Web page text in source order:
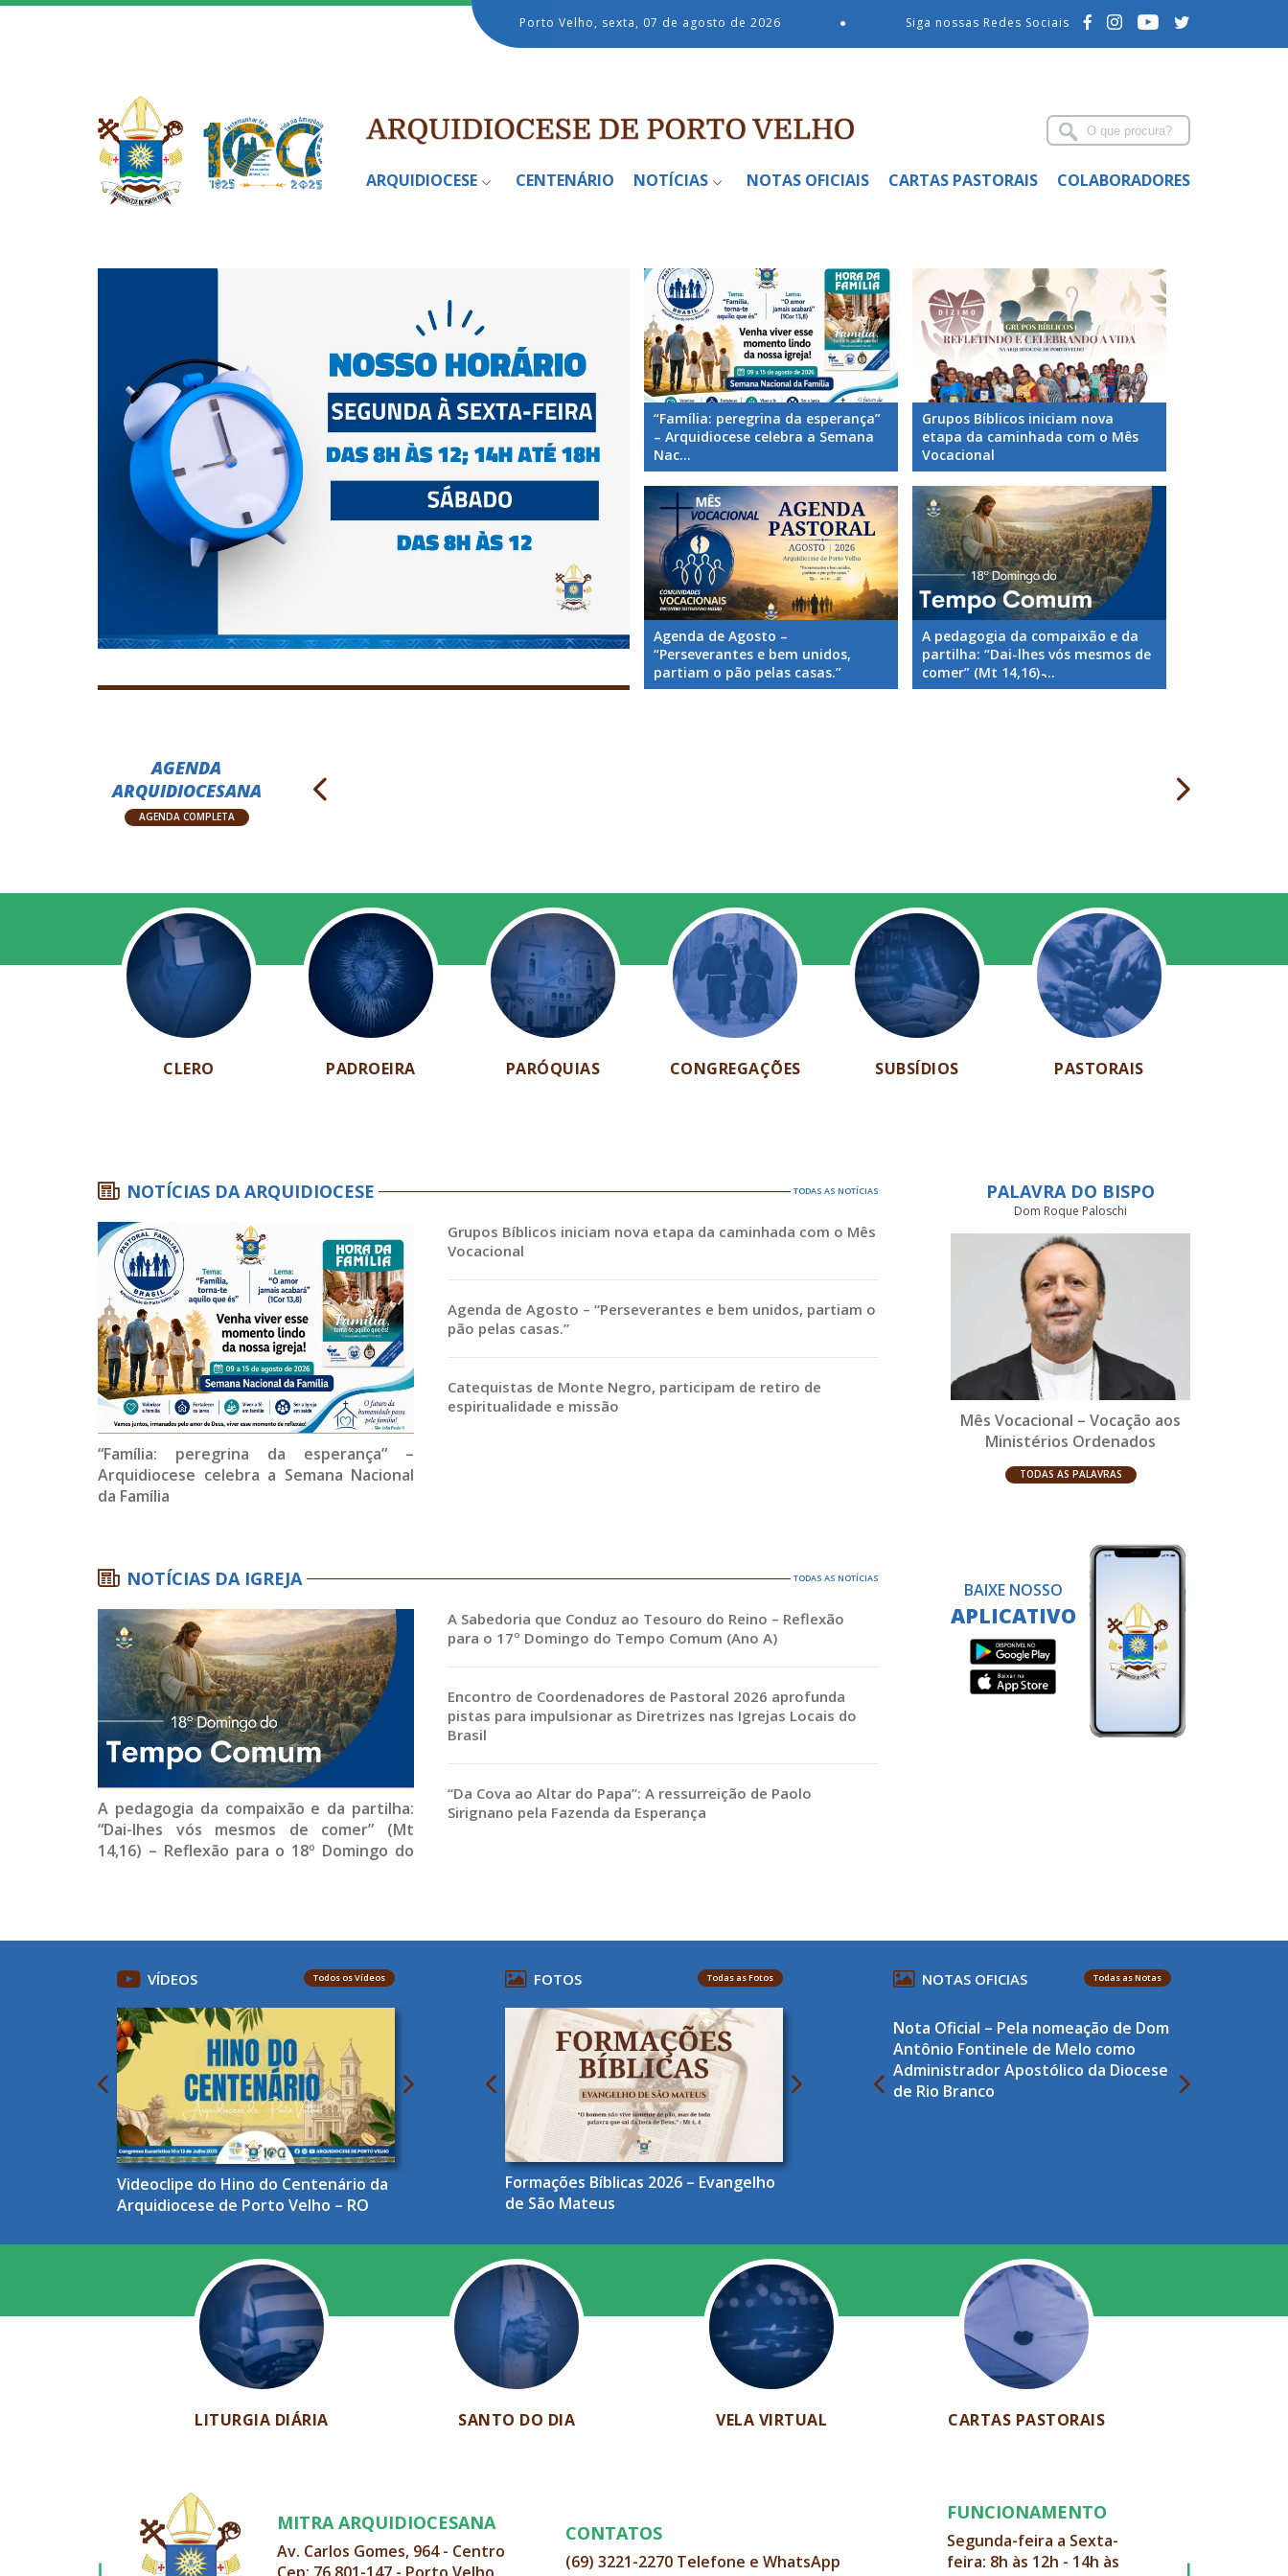
Porto Velho, sexta, 07 de agosto de 2026 ● Siga nossas Redes Sociais
ARQUIDIOCESE CENTENÁRIO NOTÍCIAS NOTAS OFICIAIS CARTAS PASTORAIS COLABORADORES
“Família: peregrina da esperança”
– Arquidiocese celebra a Semana
Nac...
Grupos Bíblicos iniciam nova
etapa da caminhada com o Mês
Vocacional
Agenda de Agosto –
“Perseverantes e bem unidos,
partiam o pão pelas casas.”
A pedagogia da compaixão e da
partilha: “Dai-lhes vós mesmos de
comer” (Mt 14,16) ̵...
AGENDA
ARQUIDIOCESANA
AGENDA COMPLETA
CLERO PADROEIRA PARÓQUIAS CONGREGAÇÕES SUBSÍDIOS PASTORAIS
NOTÍCIAS DA ARQUIDIOCESE TODAS AS NOTÍCIAS
“Família: peregrina da esperança” –
Arquidiocese celebra a Semana Nacional
da Família
Grupos Bíblicos iniciam nova etapa da caminhada com o Mês
Vocacional
Agenda de Agosto – “Perseverantes e bem unidos, partiam o
pão pelas casas.”
Catequistas de Monte Negro, participam de retiro de
espiritualidade e missão
NOTÍCIAS DA IGREJA TODAS AS NOTÍCIAS
A pedagogia da compaixão e da partilha:
“Dai-lhes vós mesmos de comer” (Mt
14,16) – Reflexão para o 18º Domingo do
A Sabedoria que Conduz ao Tesouro do Reino – Reflexão
para o 17º Domingo do Tempo Comum (Ano A)
Encontro de Coordenadores de Pastoral 2026 aprofunda
pistas para impulsionar as Diretrizes nas Igrejas Locais do
Brasil
“Da Cova ao Altar do Papa”: A ressurreição de Paolo
Sirignano pela Fazenda da Esperança
PALAVRA DO BISPO
Dom Roque Paloschi
Mês Vocacional – Vocação aos
Ministérios Ordenados
TODAS AS PALAVRAS
BAIXE NOSSO
APLICATIVO
VÍDEOS Todos os Vídeos
Videoclipe do Hino do Centenário da
Arquidiocese de Porto Velho – RO
FOTOS Todas as Fotos
Formações Bíblicas 2026 – Evangelho
de São Mateus
NOTAS OFICIAS Todas as Notas
Nota Oficial – Pela nomeação de Dom
Antônio Fontinele de Melo como
Administrador Apostólico da Diocese
de Rio Branco
LITURGIA DIÁRIA SANTO DO DIA VELA VIRTUAL CARTAS PASTORAIS
MITRA ARQUIDIOCESANA
Av. Carlos Gomes, 964 - Centro
CONTATOS
(69) 3221-2270 Telefone e WhatsApp
FUNCIONAMENTO
Segunda-feira a Sexta-
feira: 8h às 12h - 14h às